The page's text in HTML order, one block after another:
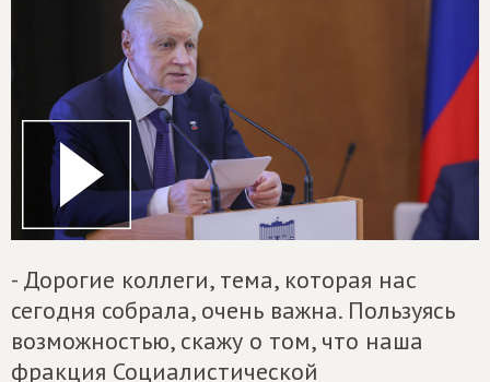
- Дорогие коллеги, тема, которая нас
сегодня собрала, очень важна. Пользуясь
возможностью, скажу о том, что наша
фракция Социалистической